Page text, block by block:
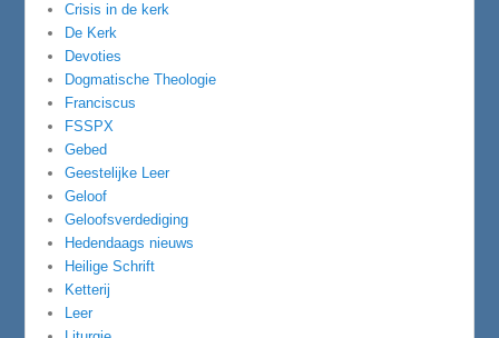
Crisis in de kerk
De Kerk
Devoties
Dogmatische Theologie
Franciscus
FSSPX
Gebed
Geestelijke Leer
Geloof
Geloofsverdediging
Hedendaags nieuws
Heilige Schrift
Ketterij
Leer